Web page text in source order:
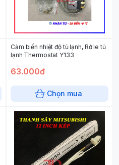
Cảm biến nhiệt độ tủ lạnh, Rờ le tủ
lạnh Thermostat Y133
63.000đ
Chọn mua